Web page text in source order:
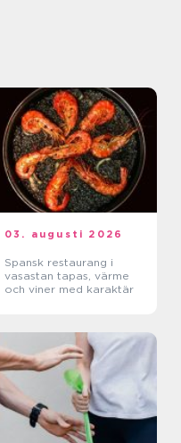
03. augusti 2026
Spansk restaurang i
vasastan tapas, värme
och viner med karaktär